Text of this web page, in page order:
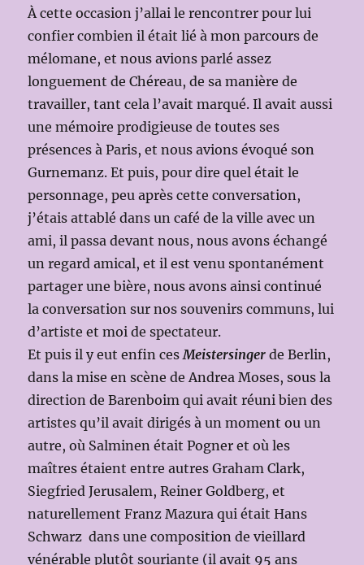
À cette occasion j’allai le rencontrer pour lui
confier combien il était lié à mon parcours de
mélomane, et nous avions parlé assez
longuement de Chéreau, de sa manière de
travailler, tant cela l’avait marqué. Il avait aussi
une mémoire prodigieuse de toutes ses
présences à Paris, et nous avions évoqué son
Gurnemanz. Et puis, pour dire quel était le
personnage, peu après cette conversation,
j’étais attablé dans un café de la ville avec un
ami, il passa devant nous, nous avons échangé
un regard amical, et il est venu spontanément
partager une bière, nous avons ainsi continué
la conversation sur nos souvenirs communs, lui
d’artiste et moi de spectateur.
Et puis il y eut enfin ces Meistersinger de Berlin,
dans la mise en scène de Andrea Moses, sous la
direction de Barenboim qui avait réuni bien des
artistes qu’il avait dirigés à un moment ou un
autre, où Salminen était Pogner et où les
maîtres étaient entre autres Graham Clark,
Siegfried Jerusalem, Reiner Goldberg, et
naturellement Franz Mazura qui était Hans
Schwarz dans une composition de vieillard
vénérable plutôt souriante (il avait 95 ans